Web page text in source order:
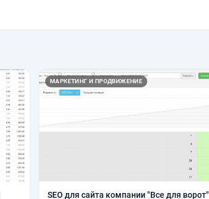
МАРКЕТИНГ И ПРОДВИЖЕНИЕ
SEO для сайта компании "Все для ворот"